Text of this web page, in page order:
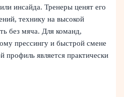
инсайда. Тренеры ценят его
технику на высокой
без мяча. Для команд,
прессингу и быстрой смене
профиль является практически